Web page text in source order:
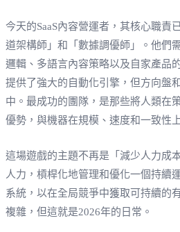
今天的SaaS內容營運者，其核心職責
道架構師」和「數據調優師」。他們
邏輯、多語言內容策略以及自家產品
提供了強大的自動化引擎，但方向盤
中。最成功的團隊，是那些將人類在
優勢，與機器在規模、速度和一致性
這場遊戲的主題不再是「減少人力成
人力，槓桿化地管理和優化一個持續
系統，以在全局競爭中獲取可持續的
複雜，但這就是2026年的日常。